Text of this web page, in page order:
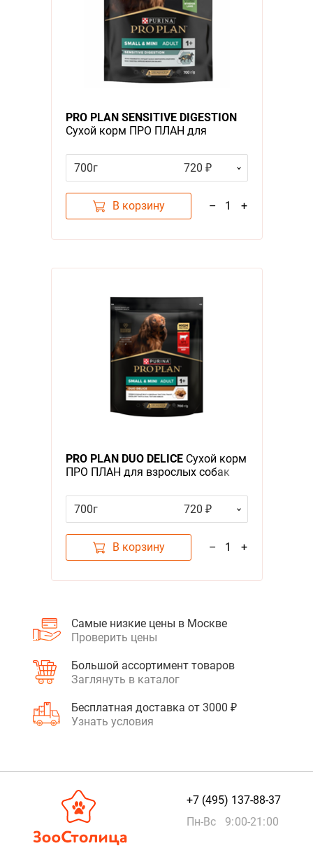
PRO PLAN SENSITIVE DIGESTION
Сухой корм ПРО ПЛАН для
чувствительном пищеварении с
ягненком
700г 720 ₽
В корзину – 1 +
PRO PLAN DUO DELICEСухой корм
ПРО ПЛАН для взрослых собак
700г
720 ₽
В корзину – 1 +
Самые низкие цены в Москве
Проверить цены
Большой ассортимент товаров
Заглянуть в каталог
Бесплатная доставка от 3000 ₽
Узнать условия
+7 (495) 137-88-37
Пн-Вс 9:00-21:00